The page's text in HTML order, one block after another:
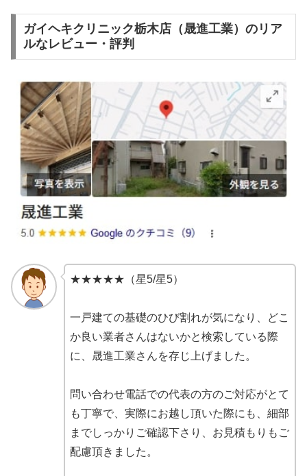
ガイヘキクリニック栃木店（晟進工業）のリア
ルなレビュー・評判
★★★★★（星5/星5）
一戸建ての基礎のひび割れが気になり、どこ
か良い業者さんはないかと検索している際
に、晟進工業さんを存じ上げました。
問い合わせ電話での代表の方のご対応がとて
も丁寧で、実際にお越し頂いた際にも、細部
までしっかりご確認下さり、お見積もりもご
配慮頂きました。